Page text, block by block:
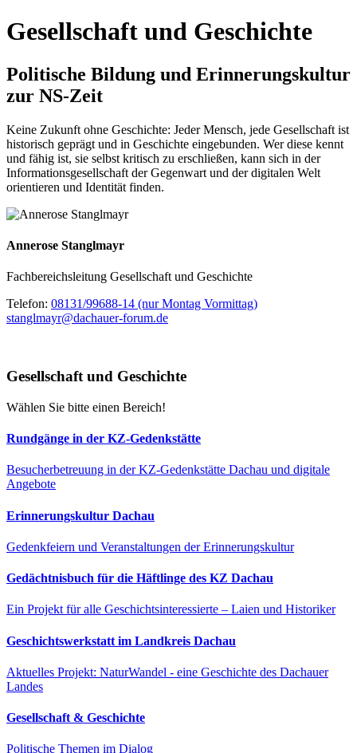
Gesellschaft und Geschichte
Politische Bildung und Erinnerungskultur
zur NS-Zeit
Keine Zukunft ohne Geschichte: Jeder Mensch, jede Gesellschaft ist
historisch geprägt und in Geschichte eingebunden. Wer diese kennt
und fähig ist, sie selbst kritisch zu erschließen, kann sich in der
Informationsgesellschaft der Gegenwart und der digitalen Welt
orientieren und Identität finden.
Annerose Stanglmayr
Fachbereichsleitung Gesellschaft und Geschichte
Telefon: 08131/99688-14 (nur Montag Vormittag)
stanglmayr@dachauer-forum.de
Gesellschaft und Geschichte
Wählen Sie bitte einen Bereich!
Rundgänge in der KZ-Gedenkstätte
Besucherbetreuung in der KZ-Gedenkstätte Dachau und digitale
Angebote
Erinnerungskultur Dachau
Gedenkfeiern und Veranstaltungen der Erinnerungskultur
Gedächtnisbuch für die Häftlinge des KZ Dachau
Ein Projekt für alle Geschichts­interessierte – Laien und Historiker
Geschichtswerkstatt im Landkreis Dachau
Aktuelles Projekt: NaturWandel - eine Geschichte des Dachauer
Landes
Gesellschaft & Geschichte
Politische Themen im Dialog